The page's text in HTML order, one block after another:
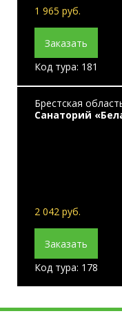
1 965 руб.
Заказать
Код тура: 181
Брестская
Санаторий
2 042 руб.
Заказать
Код тура: 178